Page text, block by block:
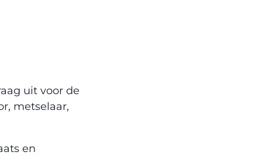
uit voor de
metselaar,
en